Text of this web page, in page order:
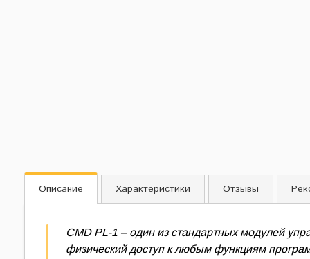
Описание Характеристики Отзывы
CMD PL-1 – один из стандартных модулей
физический доступ к любым функциям